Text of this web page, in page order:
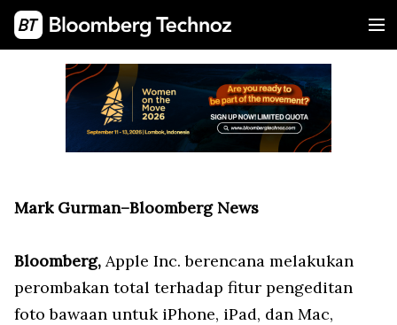
Mark Gurman–Bloomberg News
Bloomberg, Apple Inc. berencana melakukan
perombakan total terhadap fitur pengeditan
foto bawaan untuk iPhone, iPad, dan Mac,